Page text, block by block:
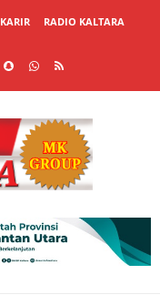
KARIR
RADIO KALTARA